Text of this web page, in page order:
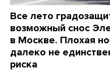
Все лето
возможный снос
в Москве. Плохая
далеко не
риска